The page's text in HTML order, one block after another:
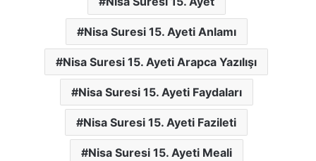
Nisa Suresi 15. Ayeti Anlamı
Nisa Suresi 15. Ayeti Arapca Yazılışı
Nisa Suresi 15. Ayeti Faydaları
Nisa Suresi 15. Ayeti Fazileti
Nisa Suresi 15. Ayeti Meali